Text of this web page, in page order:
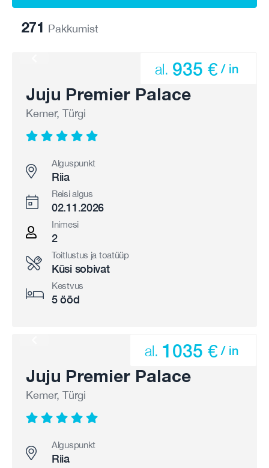
271 Pakkumist
Juju Premier Palace
Kemer, Türgi
al. 935 € / in
Alguspunkt
Riia
Reisi algus
02.11.2026
Inimesi
2
Toitlustus ja toatüüp
Küsi sobivat
Kestvus
5 ööd
Juju Premier Palace
Kemer, Türgi
al. 1035 € / in
Alguspunkt
Riia